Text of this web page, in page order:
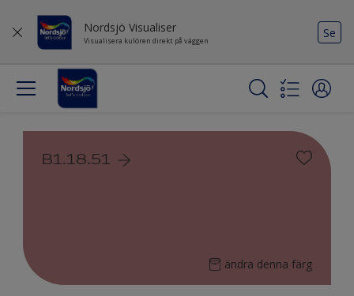
Nordsjö Visualiser
Visualisera kulören direkt på väggen
Se
B1.18.51
ändra denna färg